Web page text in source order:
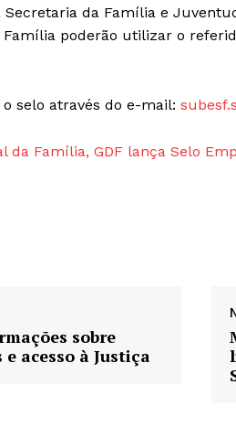
da Família e
Família poderão utilizar o
selo através do e-mail:
da Família, GDF lança Selo
sobre
acesso à Justiça